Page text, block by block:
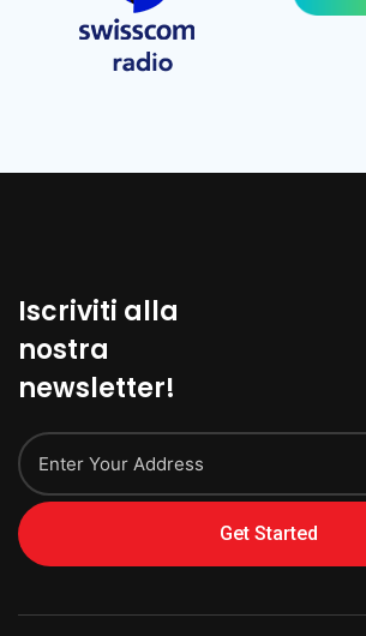
Iscriviti alla
nostra
newsletter!
Get Started